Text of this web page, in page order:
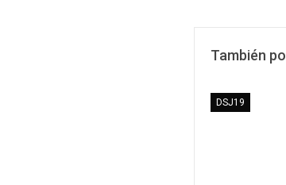
También
DSJ19